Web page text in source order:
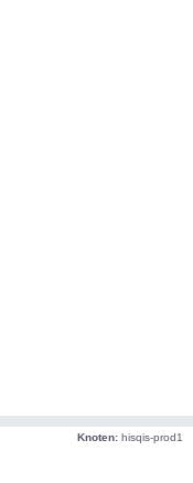
Knoten: hisqis-prod1